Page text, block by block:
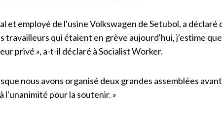
et employé de l'usine Volkswagen de Setubol, a déclaré
travailleurs qui étaient en grève aujourd'hui, j'estime
privé », a-t-il déclaré à Socialist Worker.
nous avons organisé deux grandes assemblées
l'unanimité pour la soutenir. »